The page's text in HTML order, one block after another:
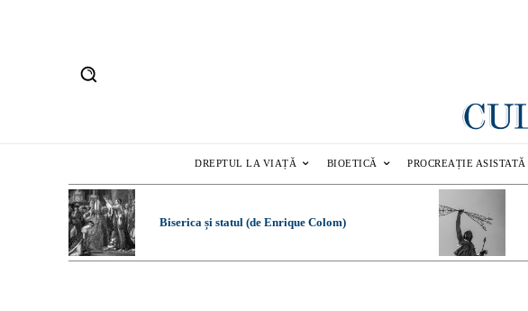
DREPTUL LA VIAȚĂ BIOETICĂ PROCREAȚIE ASISTATĂ
Biserica și statul (de Enrique Colom)